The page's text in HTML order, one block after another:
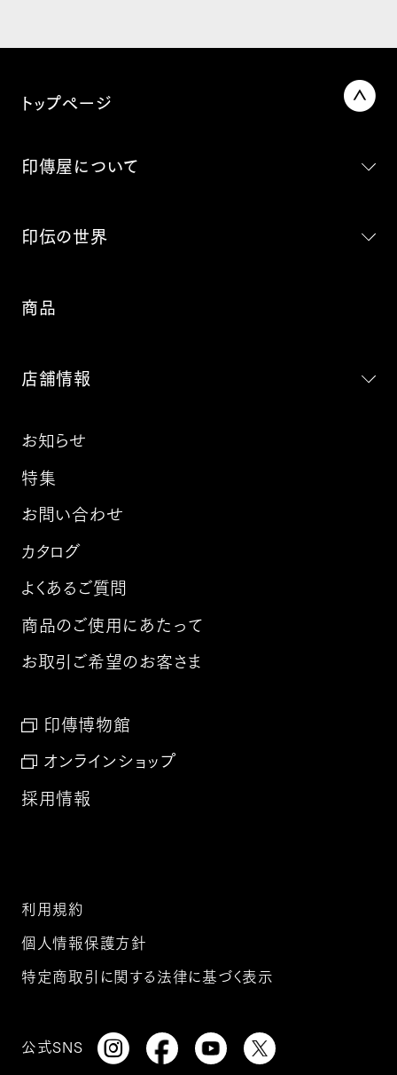
トップページ
印傳屋について
印伝の世界
商品
店舗情報
お知らせ
特集
お問い合わせ
カタログ
よくあるご質問
商品のご使用にあたって
お取引ご希望のお客さま
印傳博物館
オンラインショップ
採用情報
利用規約
個人情報保護方針
特定商取引に関する法律に基づく表示
公式SNS